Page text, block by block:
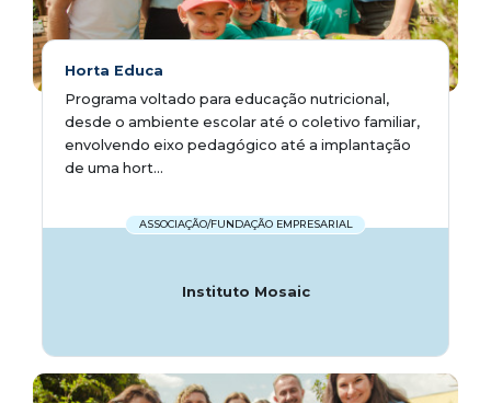
Horta Educa
Programa voltado para educação nutricional,
desde o ambiente escolar até o coletivo familiar,
envolvendo eixo pedagógico até a implantação
de uma hort...
ASSOCIAÇÃO/FUNDAÇÃO EMPRESARIAL
Instituto Mosaic